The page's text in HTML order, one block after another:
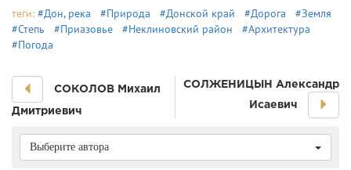
теги: #Дон, река #Природа #Донской край #Дорога
#Земля
#Степь
#Приазовье #Неклиновский район
#Архитектура
#Погода
СОКОЛОВ Михаил
Дмитриевич
СОЛЖЕНИЦЫН Александр
Исаевич
Выберите автора